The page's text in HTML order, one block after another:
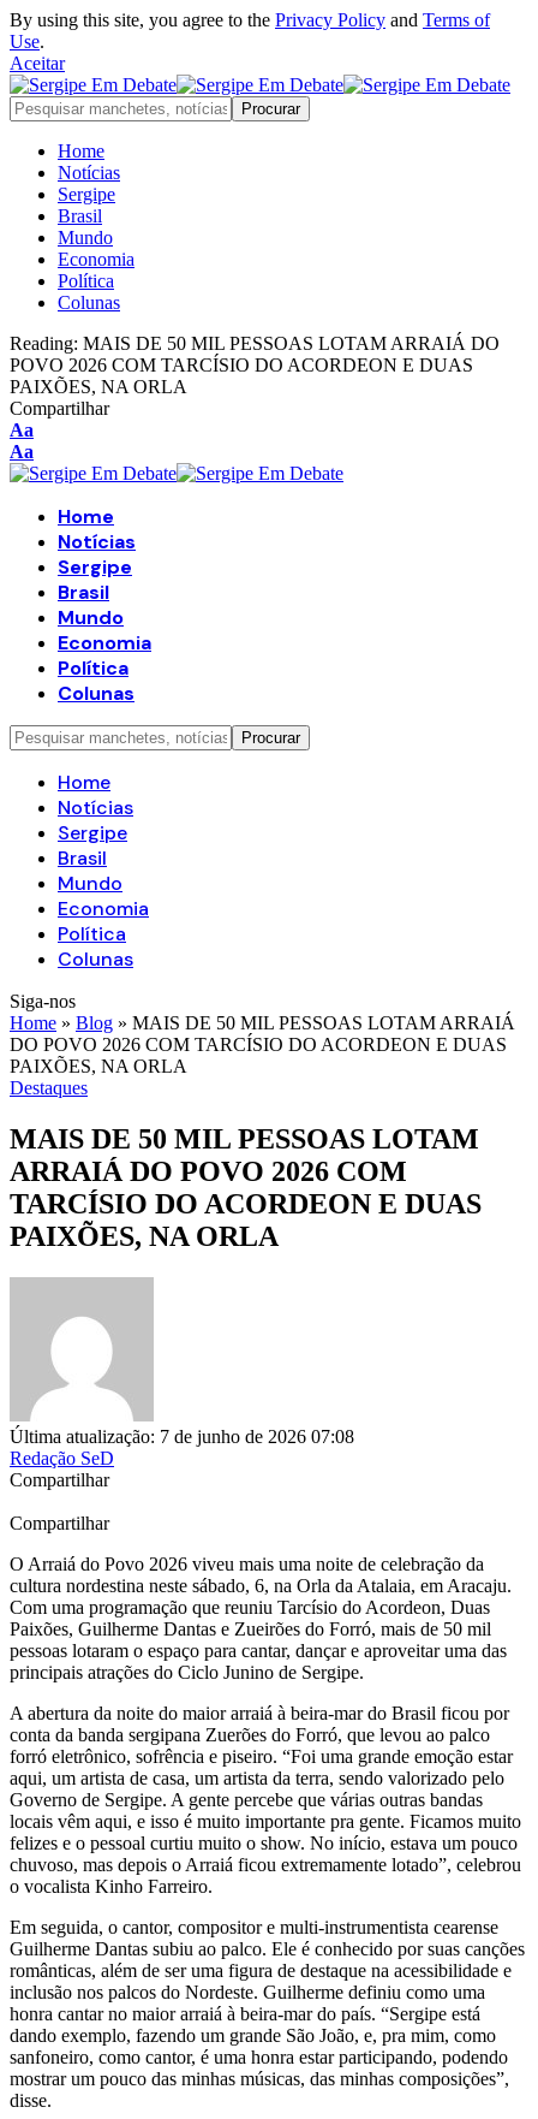
By using this site, you agree to the Privacy Policy and Terms of
Use.
Aceitar
Home
Notícias
Sergipe
Brasil
Mundo
Economia
Política
Colunas
Reading: MAIS DE 50 MIL PESSOAS LOTAM ARRAIÁ DO
POVO 2026 COM TARCÍSIO DO ACORDEON E DUAS
PAIXÕES, NA ORLA
Compartilhar
Font
Resizer
Aa
Font
Resizer
Aa
Home
Notícias
Sergipe
Brasil
Mundo
Economia
Política
Colunas
Home
Notícias
Sergipe
Brasil
Mundo
Economia
Política
Colunas
Siga-nos
Home » Blog » MAIS DE 50 MIL PESSOAS LOTAM ARRAIÁ
DO POVO 2026 COM TARCÍSIO DO ACORDEON E DUAS
PAIXÕES, NA ORLA
Destaques
MAIS DE 50 MIL PESSOAS LOTAM
ARRAIÁ DO POVO 2026 COM
TARCÍSIO DO ACORDEON E DUAS
PAIXÕES, NA ORLA
Última atualização: 7 de junho de 2026 07:08
Redação SeD
Compartilhar
Compartilhar
O Arraiá do Povo 2026 viveu mais uma noite de celebração da
cultura nordestina neste sábado, 6, na Orla da Atalaia, em Aracaju.
Com uma programação que reuniu Tarcísio do Acordeon, Duas
Paixões, Guilherme Dantas e Zueirões do Forró, mais de 50 mil
pessoas lotaram o espaço para cantar, dançar e aproveitar uma das
principais atrações do Ciclo Junino de Sergipe.
A abertura da noite do maior arraiá à beira-mar do Brasil ficou por
conta da banda sergipana Zuerões do Forró, que levou ao palco
forró eletrônico, sofrência e piseiro. “Foi uma grande emoção estar
aqui, um artista de casa, um artista da terra, sendo valorizado pelo
Governo de Sergipe. A gente percebe que várias outras bandas
locais vêm aqui, e isso é muito importante pra gente. Ficamos muito
felizes e o pessoal curtiu muito o show. No início, estava um pouco
chuvoso, mas depois o Arraiá ficou extremamente lotado”, celebrou
o vocalista Kinho Farreiro.
Em seguida, o cantor, compositor e multi-instrumentista cearense
Guilherme Dantas subiu ao palco. Ele é conhecido por suas canções
românticas, além de ser uma figura de destaque na acessibilidade e
inclusão nos palcos do Nordeste. Guilherme definiu como uma
honra cantar no maior arraiá à beira-mar do país. “Sergipe está
dando exemplo, fazendo um grande São João, e, pra mim, como
sanfoneiro, como cantor, é uma honra estar participando, podendo
mostrar um pouco das minhas músicas, das minhas composições”,
disse.